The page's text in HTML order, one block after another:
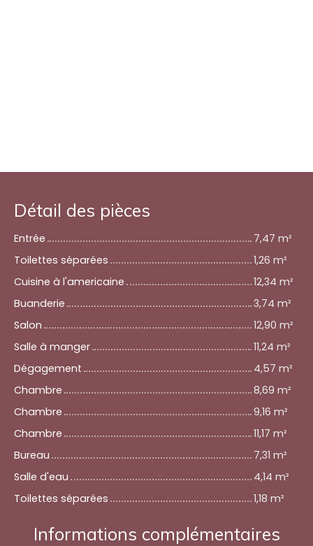
Détail des pièces
Entrée
7,47 m²
Toilettes séparées
1,26 m²
Cuisine à l'americaine
12,34 m²
Buanderie
3,74 m²
Salon
12,90 m²
Salle à manger
11,24 m²
Dégagement
4,57 m²
Chambre
8,69 m²
Chambre
9,16 m²
Chambre
11,17 m²
Bureau
7,31 m²
Salle d'eau
4,14 m²
Toilettes séparées
1,18 m²
Informations complémentaires